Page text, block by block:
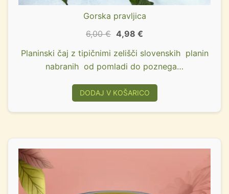
Gorska pravljica
6,00€ 4,98 €
Planinski čaj z tipičnimi zelišči slovenskih planin
nabranih od pomladi do poznega…
DODAJ V KOŠARICO